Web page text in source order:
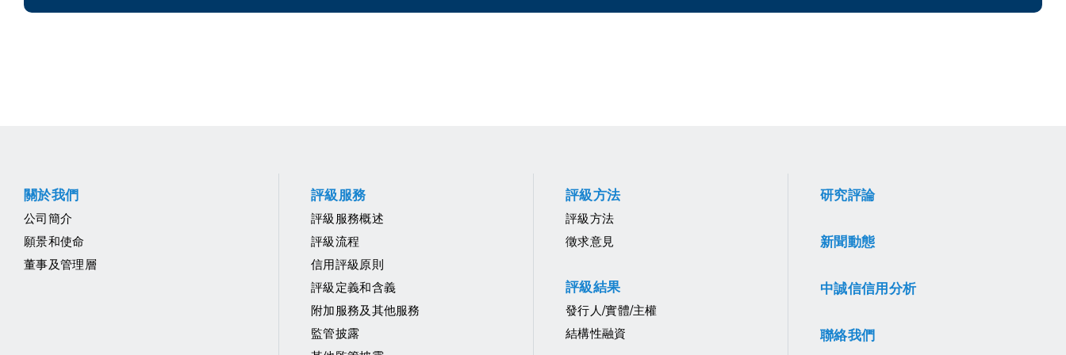
關於我們
公司簡介
願景和使命
董事及管理層
評級服務
評級服務概述
評級流程
信用評級原則
評級定義和含義
附加服務及其他服務
監管披露
評級方法
評級方法
徵求意見
評級結果
發行人/實體/主權
結構性融資
研究評論
新聞動態
中誠信信用分析
聯絡我們